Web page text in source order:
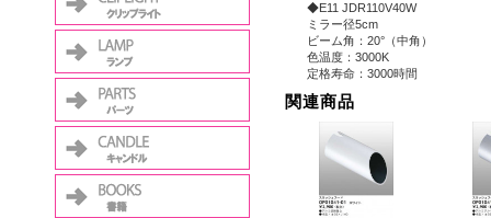
◆E11 JDR110V40W
ミラー径5cm
ビーム角：20°（中角）
色温度：3000K
定格寿命：3000時間
関連商品